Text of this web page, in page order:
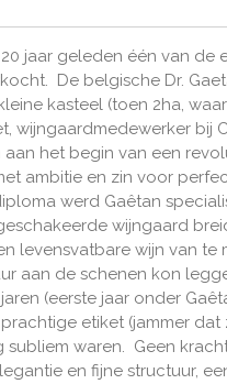
jaar geleden één van de
De belgische Dr.
kasteel (toen 2ha,
wijngaardmedewerker bij
het begin van een
ambitie en zin voor
werd Gaêtan
wijngaard
levensvatbare wijn van te
aan de schenen kon
(eerste jaar onder
etiket (jammer
waren. Geen
en fijne structuur,